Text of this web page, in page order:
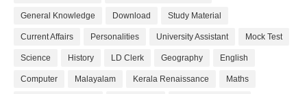
General Knowledge Download Study Material
Current Affairs Personalities University Assistant Mock Test
Science History LD Clerk Geography English
Computer Malayalam Kerala Renaissance Maths